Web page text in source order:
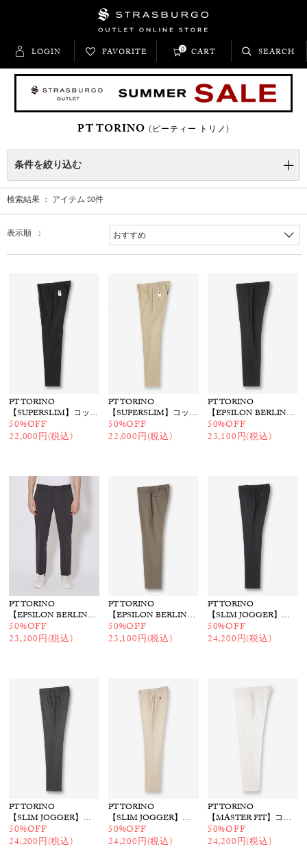
LOGIN FAVORITE CART
0 SEARCH
PT TORINO (ピーティー トリノ)
条件を絞り込む
検索結果 ： アイテム 80件
表示順 ：
PT TORINO
【SUPERSLIM】コットンストレッチパンツ
50%OFF
22,000円(税込)
PT TORINO
【SUPERSLIM】コットンストレッチパンツ
50%OFF
22,000円(税込)
PT TORINO
【EPSILON BERLIN】シャーリングパンツ
50%OFF
23,100円(税込)
PT TORINO
【EPSILON BERLIN】シャーリングパンツ
50%OFF
23,100円(税込)
PT TORINO
【EPSILON BERLIN】シャーリングパンツ
50%OFF
23,100円(税込)
PT TORINO
【SLIM JOGGER】イージーパンツ
50%OFF
24,200円(税込)
PT TORINO
【SLIM JOGGER】イージーパンツ
50%OFF
24,200円(税込)
PT TORINO
【SLIM JOGGER】イージーパンツ
50%OFF
24,200円(税込)
PT TORINO
【MASTER FIT】コットン ストレッチパンツ
50%OFF
24,200円(税込)